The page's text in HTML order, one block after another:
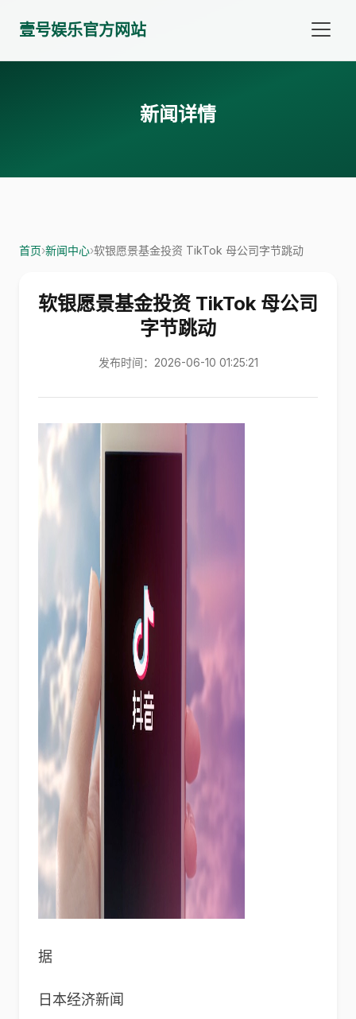
壹号娱乐官方网站
新闻详情
首页›新闻中心›软银愿景基金投资 TikTok 母公司字节跳动
软银愿景基金投资 TikTok 母公司
字节跳动
发布时间：2026-06-10 01:25:21
据
日本经济新闻